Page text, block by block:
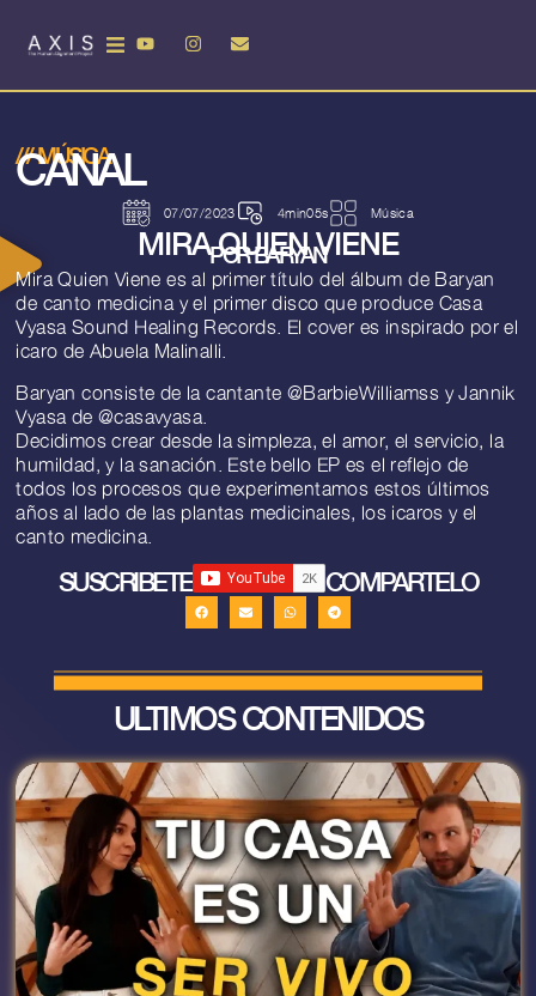
///MÚSICA
CANAL
07/07/2023 4min05s Música
MIRA QUIEN VIENE
POR BARYAN
Mira Quien Viene es al primer título del álbum de Baryan
de canto medicina y el primer disco que produce Casa
Vyasa Sound Healing Records. El cover es inspirado por el
icaro de Abuela Malinalli.
Baryan consiste de la cantante @BarbieWilliamss y Jannik
Vyasa de@casavyasa
Decidimos crear desde la simpleza, el amor, el servicio, la
humildad, y la sanación. Este bello EP es el reflejo de
todos los procesos que experimentamos estos últimos
años al lado de las plantas medicinales, los icaros y el
canto medicina.
SUSCRIBETE COMPARTELO
ULTIMOS CONTENIDOS